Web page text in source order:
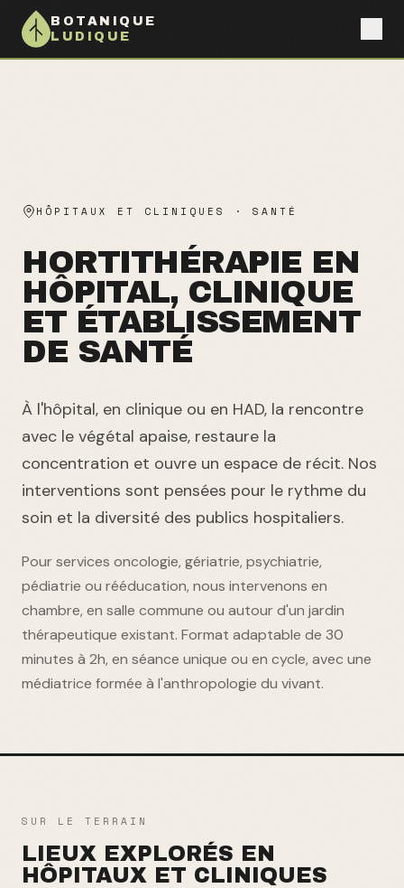
BOTANIQUE
LUDIQUE
HÔPITAUX ET CLINIQUES · SANTÉ
HORTITHÉRAPIE EN
HÔPITAL, CLINIQUE
ET ÉTABLISSEMENT
DE SANTÉ
À l'hôpital, en clinique ou en HAD, la rencontre
avec le végétal apaise, restaure la
concentration et ouvre un espace de récit. Nos
interventions sont pensées pour le rythme du
soin et la diversité des publics hospitaliers.
Pour services oncologie, gériatrie, psychiatrie,
pédiatrie ou rééducation, nous intervenons en
chambre, en salle commune ou autour d'un jardin
thérapeutique existant. Format adaptable de 30
minutes à 2h, en séance unique ou en cycle, avec une
médiatrice formée à l'anthropologie du vivant.
SUR LE TERRAIN
LIEUX EXPLORÉS EN
HÔPITAUX ET CLINIQUES